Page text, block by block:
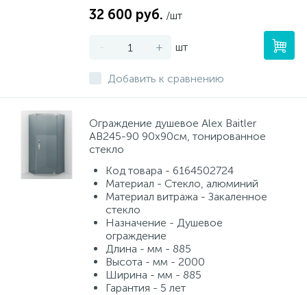
32 600 руб. /шт
- + шт
Добавить к сравнению
Ограждение душевое Alex Baitler
AB245-90 90х90см, тонированное
стекло
Код товара - 6164502724
Материал - Стекло, алюминий
Материал витража - Закаленное
стекло
Назначение - Душевое
ограждение
Длина - мм - 885
Высота - мм - 2000
Ширина - мм - 885
Гарантия - 5 лет